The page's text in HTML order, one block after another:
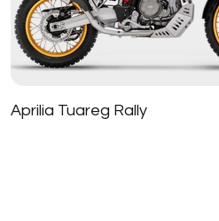
Aprilia Tuareg Rally